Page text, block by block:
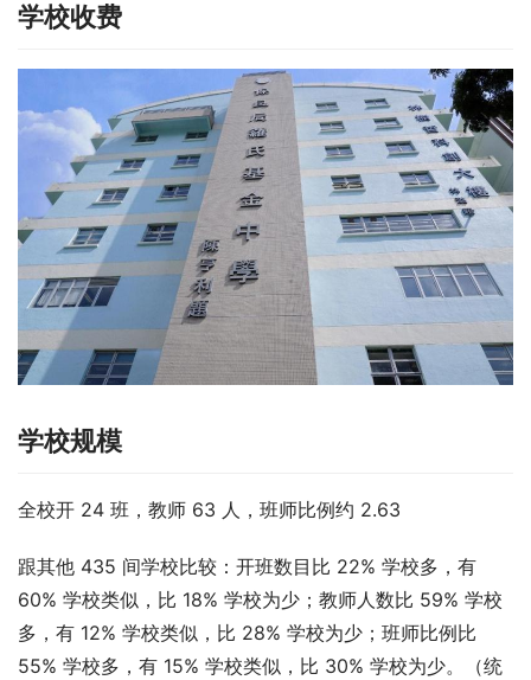
学校收费
学校规模
全校开 24 班，教师 63 人，班师比例约 2.63
跟其他 435 间学校比较：开班数目比 22% 学校多，有
60% 学校类似，比 18% 学校为少；教师人数比 59% 学校
多，有 12% 学校类似，比 28% 学校为少；班师比例比
55% 学校多，有 15% 学校类似，比 30% 学校为少。（统